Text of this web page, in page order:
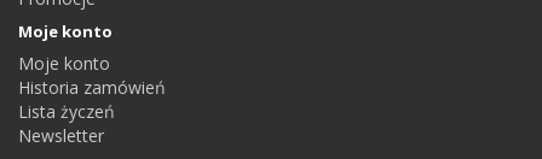
Moje konto
Moje konto
Historia zamówień
Lista życzeń
Newsletter